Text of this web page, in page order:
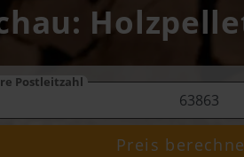
Postleitzahl
Preis